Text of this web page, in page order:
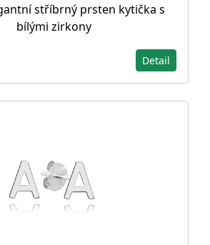
stříbrný prsten kytička s
bílými zirkony
Detail